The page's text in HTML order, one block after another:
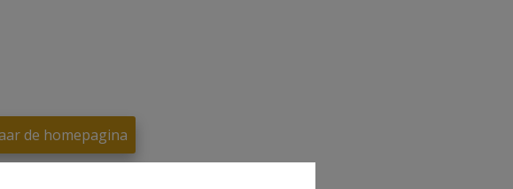
de homepagina